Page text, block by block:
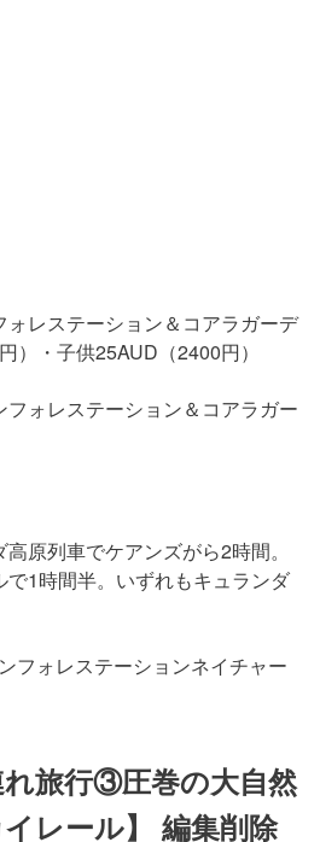
ォレステーション＆コアラガーデ
）・子供25AUD（2400円）
ォレステーション＆コアラガー
原列車でケアンズがら2時間。
で1時間半。いずれもキュランダ
ンフォレステーションネイチャー
旅行③圧巻の大自然
レール】 編集削除